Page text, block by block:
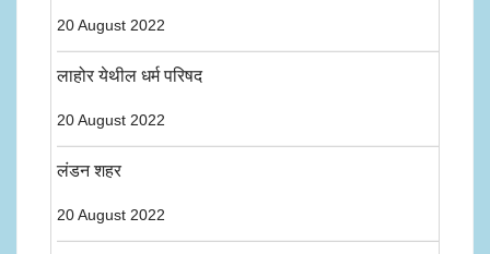
20 August 2022
लाहोर येथील धर्म परिषद
20 August 2022
लंडन शहर
20 August 2022